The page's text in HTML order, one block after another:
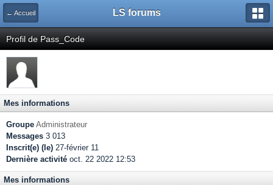
← Accueil LS forums
Profil de Pass_Code
Mes informations
Groupe Administrateur
Messages 3 013
Inscrit(e) (le) 27-février 11
Dernière activité oct. 22 2022 12:53
Mes informations